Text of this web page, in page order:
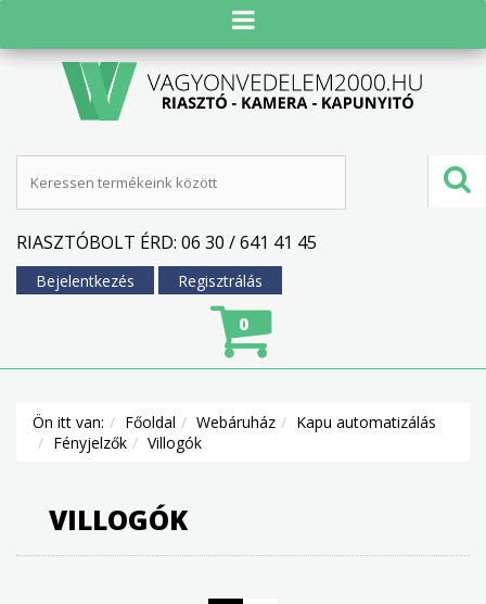
RIASZTÓBOLT ÉRD: 06 30 / 641 41 45
Bejelentkezés Regisztrálás
0
Ön itt van: Főoldal Webáruház
Kapu automatizálás
Fényjelzők
Villogók
VILLOGÓK